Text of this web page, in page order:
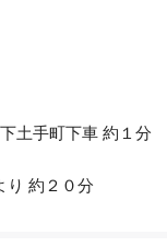
土手町下車 約１分
り 約２０分